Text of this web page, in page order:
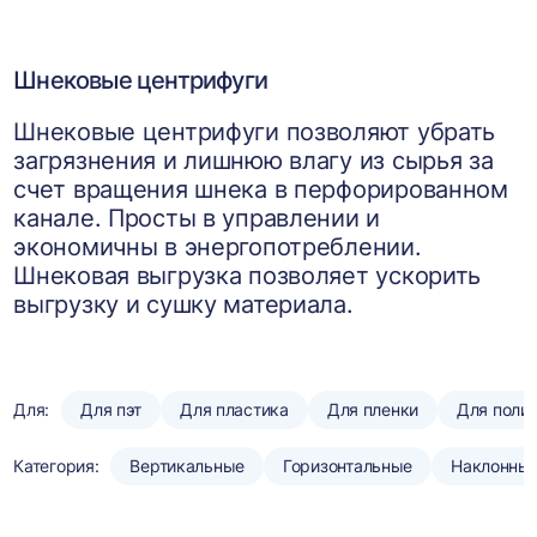
Шнековые центрифуги
Шнековые центрифуги позволяют убрать
загрязнения и лишнюю влагу из сырья за
счет вращения шнека в перфорированном
канале. Просты в управлении и
экономичны в энергопотреблении.
Шнековая выгрузка позволяет ускорить
выгрузку и сушку материала.
Для: Для пэт Для пластика Для пленки Для
Категория: Вертикальные Горизонтальные